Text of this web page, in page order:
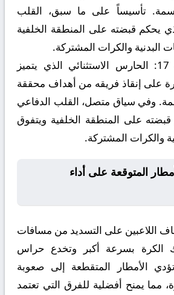
تأسيساً على ما سبق، القلب
يحكم قبضته على المنطقة الخلفية
البدنية والكرات المشتركة.
الحارس الاستثنائي الذي يتميز
على إنقاذ فريقه من أهداف محققة
وفي سياق متصل، القلب الدفاعي
على المنطقة الخلفية ويتفوق
والكرات المشتركة.
المتوقعة على أداء
اللاعبين على التسديد من مسافات
الكرة بسرعة أكبر وتخدع حراس
الأمطار المتقطعة إلى صعوبة
مما يمنح أفضلية للفرق التي تعتمد